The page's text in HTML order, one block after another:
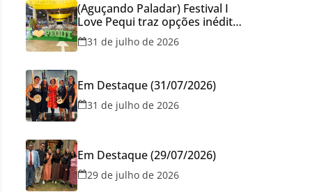
(Aguçando Paladar) Festival I
Love Pequi traz opções inéditas
de pratos e atrações gratuitas
no fim de semana dos Pais em
31 de julho de 2026
Em Destaque (31/07/2026)
31 de julho de 2026
Em Destaque (29/07/2026)
29 de julho de 2026